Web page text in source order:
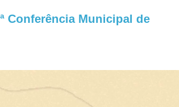
Conferência Municipal de